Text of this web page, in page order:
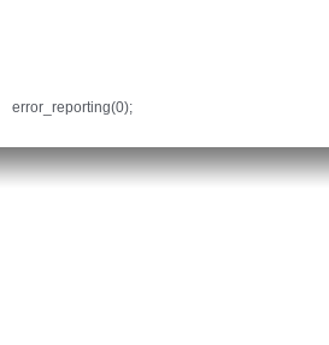
error_reporting(0);